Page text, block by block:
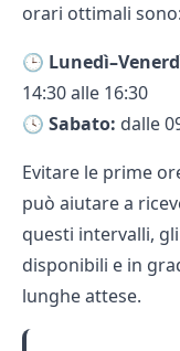
orari ottimali sono:
🕒
14:30 alle 16:30
🕓 Sabato: dalle
Evitare le prime
può aiutare a
questi intervalli,
disponibili e in
lunghe attese.